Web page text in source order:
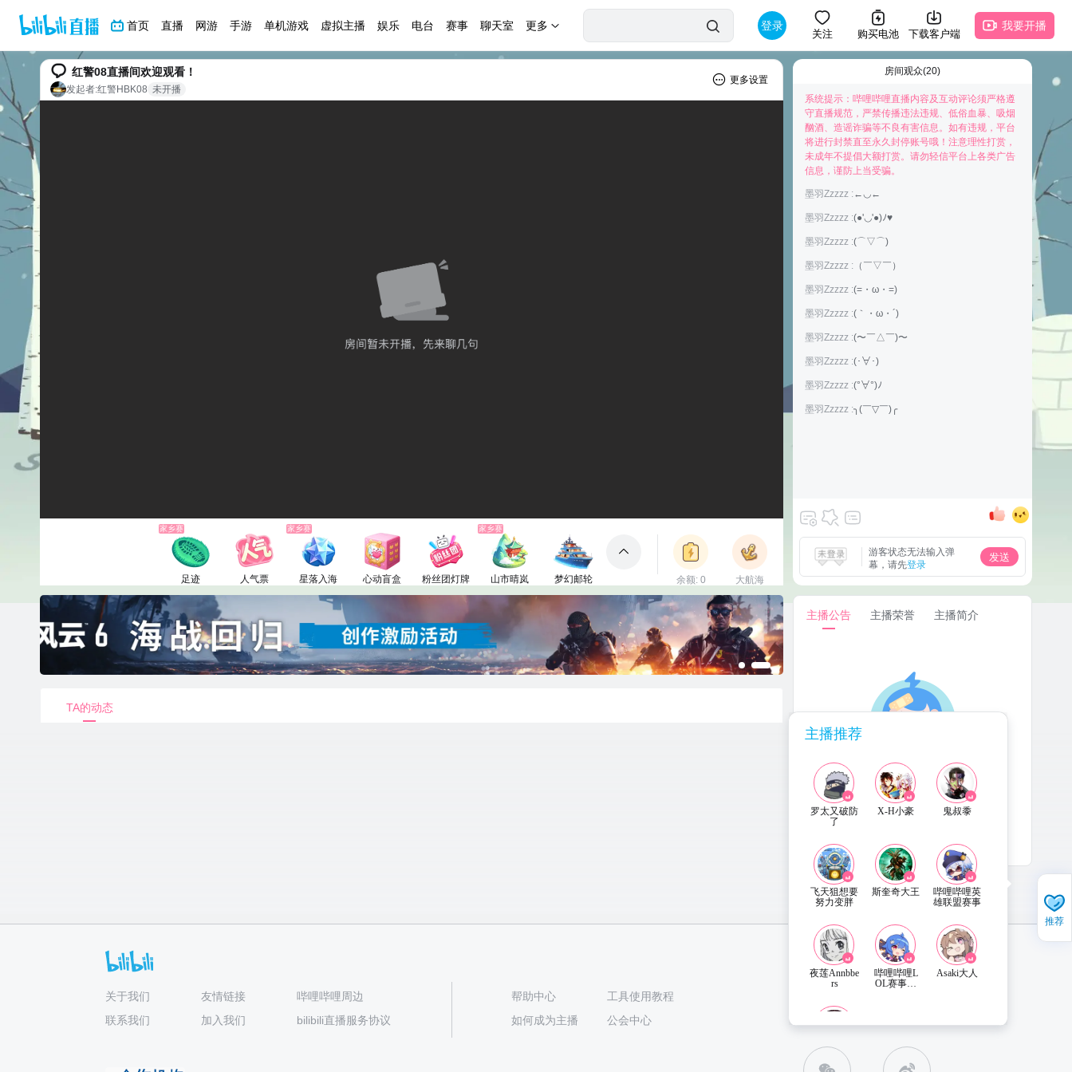
首页 直播 网游 手游 单机游戏 虚拟主播 娱乐 电台 赛事 聊天室 更多 登录
关注 购买电池 下载客户端
我要开播
红警08直播间欢迎观看！
发起者:红警HBK08 未开播
更多设置
家乡赛
足迹
1电池
人气票
1电池
家乡赛
星落入海
6660电池
心动盲盒
150电池
粉丝团灯牌
1电池
家乡赛
山市晴岚
660电池
梦幻邮轮
3000电池
包裹
余额: 0
立即充值
大航海
立即上船
房间观众(20)
快来抢占前排为主播打Call吧
系统提示：哔哩哔哩直播内容及互动评论须严格遵
守直播规范，严禁传播违法违规、低俗血暴、吸烟
酗酒、造谣诈骗等不良有害信息。如有违规，平台
将进行封禁直至永久封停账号哦！注意理性打赏，
未成年不提倡大额打赏。请勿轻信平台上各类广告
信息，谨防上当受骗。
墨羽Zzzzz : ←◡←
墨羽Zzzzz :(●'◡'●)ﾉ♥
墨羽Zzzzz :(⌒▽⌒)
墨羽Zzzzz : （￣▽￣）
墨羽Zzzzz :(=・ω・=)
墨羽Zzzzz :(｀・ω・´)
墨羽Zzzzz :(〜￣△￣)〜
墨羽Zzzzz :(･∀･)
墨羽Zzzzz :(°∀°)ﾉ
墨羽Zzzzz :╮(￣▽￣)╭
游客状态无法输入弹
幕，请先登录
发送
TA的动态
主播公告 主播荣誉 主播简介
主播还没有公告内容哦~
推荐
主播推荐
罗太又破防
了
X-H小豪 鬼叔黍
飞天狙想要
努力变胖
斯奎奇大王
哔哩哔哩英
雄联盟赛事
夜莲Annbbe
rs
哔哩哔哩L
OL赛事直
Asaki大人
小舟live
直播姬APP 下载
关于我们 友情链接
哔哩哔哩周边
联系我们
加入我们 bilibili直播服务协议
帮助中心
工具使用教程
如何成为主播
公会中心